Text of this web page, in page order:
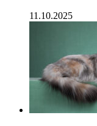
11.10.2025